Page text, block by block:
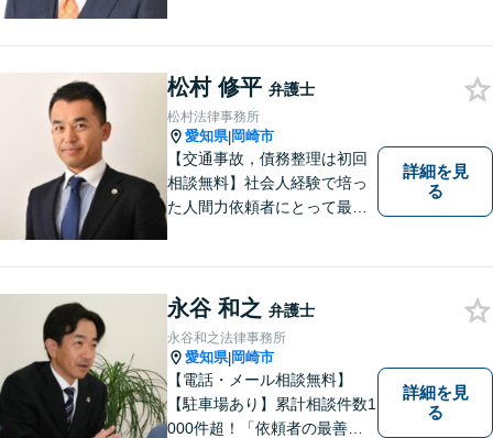
り。】【土日対応（要予
約）】
松村 修平 弁護士
松村法律事務所
愛知県|岡崎市
【交通事故，債務整理は初回
相談無料】社会人経験で培っ
た人間力依頼者にとって最大
詳細を見
る
永谷 和之 弁護士
永谷和之法律事務所
愛知県|岡崎市
【電話・メール相談無料】
【駐車場あり】累計相談件数1
000件超！「依頼者の最善の
詳細を見
る